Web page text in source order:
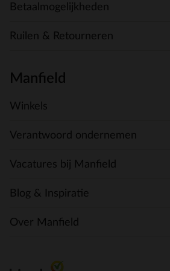
Betaalmogelijkheden
Ruilen & Retourneren
Manfield
Winkels
Verantwoord ondernemen
Vacatures bij Manfield
Blog & Inspiratie
Over Manfield